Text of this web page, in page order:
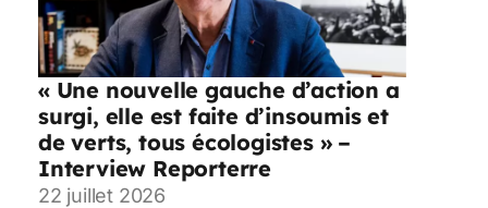
« Une nouvelle gauche d’action a
surgi, elle est faite d’insoumis et
de verts, tous écologistes » –
Interview Reporterre
22 juillet 2026